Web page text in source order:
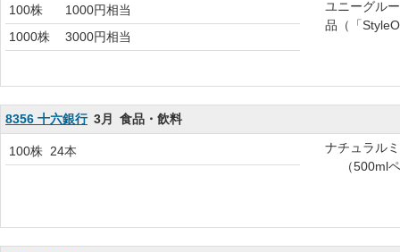
100株
1000円相当
1000株
3000円相当
ユニーグル
品（「
8356 十六銀行 3月 食品・飲料
100株 24本
ナチュラル
（500mlペ